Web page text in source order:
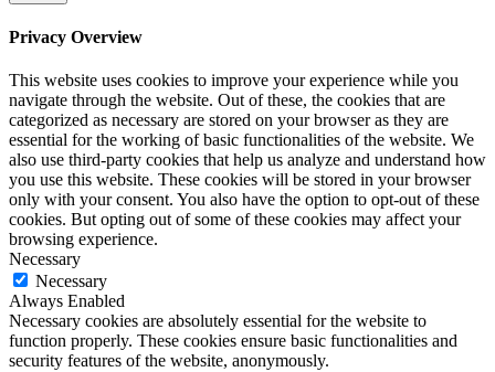
Privacy Overview
This website uses cookies to improve your experience while you
navigate through the website. Out of these, the cookies that are
categorized as necessary are stored on your browser as they are
essential for the working of basic functionalities of the website. We
also use third-party cookies that help us analyze and understand how
you use this website. These cookies will be stored in your browser
only with your consent. You also have the option to opt-out of these
cookies. But opting out of some of these cookies may affect your
browsing experience.
Necessary
Necessary
Always Enabled
Necessary cookies are absolutely essential for the website to
function properly. These cookies ensure basic functionalities and
security features of the website, anonymously.